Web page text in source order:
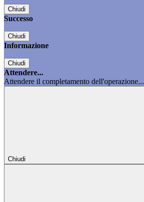
Chiudi
Successo
Chiudi
Informazione
Chiudi
Attendere...
Attendere il completamento dell'operazione...
Chiudi